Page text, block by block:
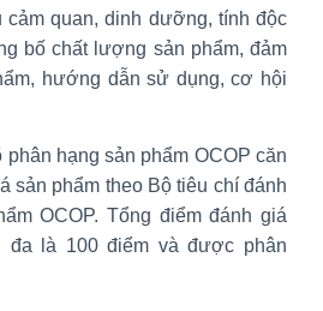
cảm quan, dinh dưỡng, tính độc
bố chất lượng sản phẩm, đảm
hướng dẫn sử dụng, cơ hội
hạng sản phẩm OCOP căn
sản phẩm theo Bộ tiêu chí đánh
OCOP. Tổng điểm đánh giá
đa là 100 điểm và được phân